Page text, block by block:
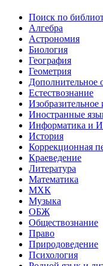
Поиск по
Алгебра
Астрономия
Биология
География
Геометрия
Дополнительное
Естествознание
Изобразительное
Иностранные
Информатика и
История
Коррекционная
Краеведение
Литература
Математика
МХК
Музыка
ОБЖ
Обществознание
Право
Природоведение
Психология